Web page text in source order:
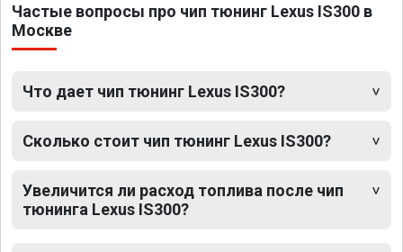
Частые вопросы про чип тюнинг Lexus IS300 в
Москве
Что дает чип тюнинг Lexus IS300?
Сколько стоит чип тюнинг Lexus IS300?
Увеличится ли расход топлива после чип
тюнинга Lexus IS300?